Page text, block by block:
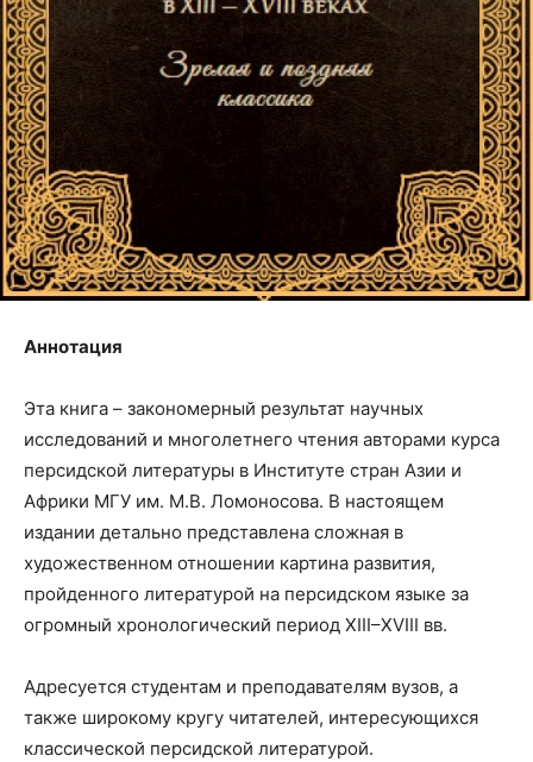
Аннотация
Эта книга – закономерный результат научных
исследований и многолетнего чтения авторами курса
персидской литературы в Институте стран Азии и
Африки МГУ им. М.В. Ломоносова. В настоящем
издании детально представлена сложная в
художественном отношении картина развития,
пройденного литературой на персидском языке за
огромный хронологический период XIII–XVIII вв.
Адресуется студентам и преподавателям вузов, а
также широкому кругу читателей, интересующихся
классической персидской литературой.